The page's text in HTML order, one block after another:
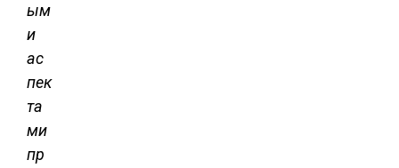
ым
и
ас
пек
та
ми
пр